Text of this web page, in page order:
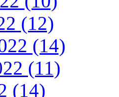
(12)
(14)
(11)
(14)